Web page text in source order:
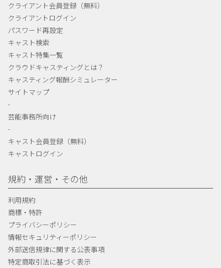
クライアント会員登録（無料）
クライアントログイン
パスワード再設定
キャスト検索
キャスト特集一覧
クラウドキャスティングとは？
キャスティング報酬シミュレーター
サイトマップ
-
芸能事務所向け
-
キャスト会員登録（無料）
キャストログイン
規約・運営・その他
利用規約
商標・特許
プライバシーポリシー
情報セキュリティーポリシー
外部送信規律に関する公表事項
特定商取引法に基づく表示